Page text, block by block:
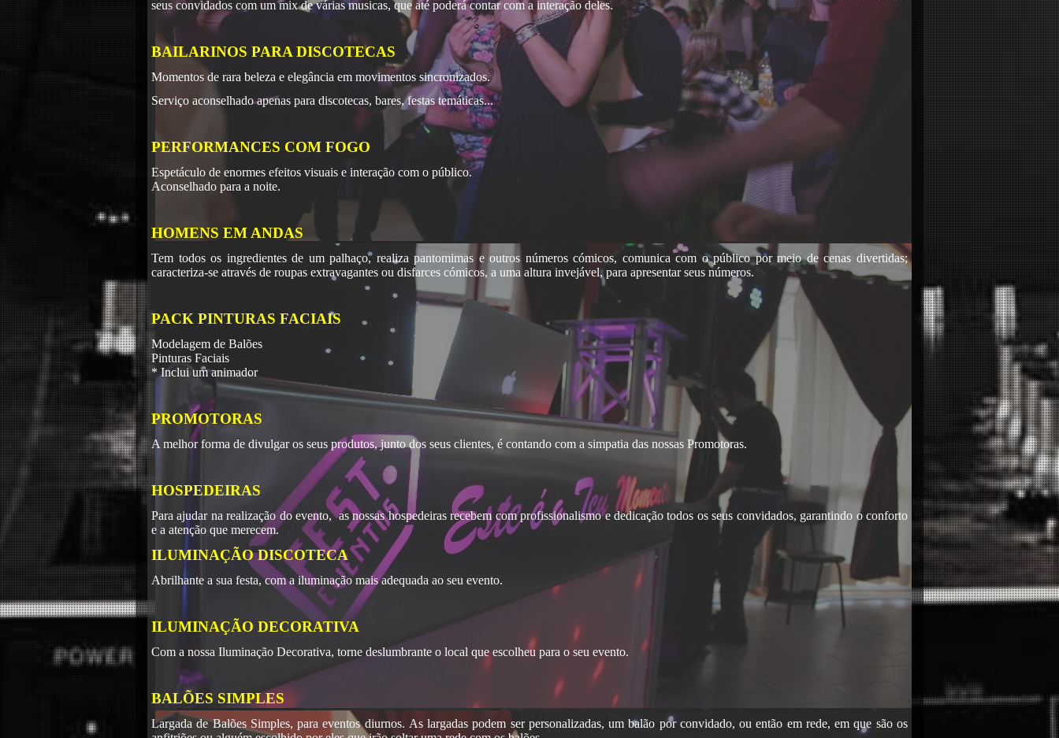
seus convidados com um mix de várias musicas, que até poderá contar com a interação deles.
BAILARINOS PARA DISCOTECAS
Momentos de rara beleza e elegância em movimentos sincronizados.
Serviço aconselhado apenas para discotecas, bares, festas temáticas...
PERFORMANCES COM FOGO
Espetáculo de enormes efeitos visuais e interação com o público.
Aconselhado para a noite.
HOMENS EM ANDAS
Tem todos os ingredientes de um palhaço, realiza pantomimas e outros números cómicos, comunica com o público por meio de cenas divertidas;
caracteriza-se através de roupas extravagantes ou disfarces cómicos, a uma altura invejável, para apresentar seus números.
PACK PINTURAS FACIAIS
Modelagem de Balões
Pinturas Faciais
* Inclui um animador
PROMOTORAS
A melhor forma de divulgar os seus produtos, junto dos seus clientes, é contando com a simpatia das nossas Promotoras.
HOSPEDEIRAS
Para ajudar na realização do evento, as nossas hospedeiras recebem com profissionalismo e dedicação todos os seus convidados, garantindo o conforto
e a atenção que merecem.
ILUMINAÇÃO DISCOTECA
Abrilhante a sua festa, com a iluminação mais adequada ao seu evento.
ILUMINAÇÃO DECORATIVA
Com a nossa Iluminação Decorativa, torne deslumbrante o local que escolheu para o seu evento.
BALÕES SIMPLES
Largada de Balões Simples, para eventos diurnos. As largadas podem ser personalizadas, um balão por convidado, ou então em rede, em que são os